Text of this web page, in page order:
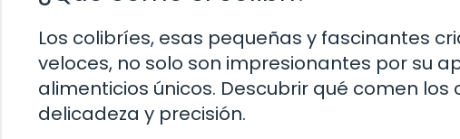
Los colibríes, esas pequeñas y fascinantes
veloces, no solo son impresionantes por su
alimenticios únicos. Descubrir qué comen
delicadeza y precisión.